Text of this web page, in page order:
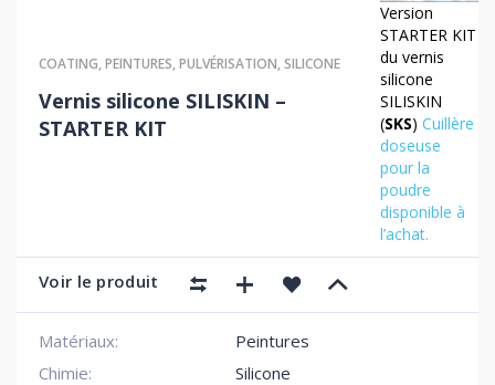
COATING,PEINTURES,PULVÉRISATION,SILICONE
Vernis silicone SILISKIN –
STARTER KIT
Version
STARTER KIT
du vernis
silicone
SILISKIN
(SKS)Cuillère
doseuse
pour la
poudre
disponible à
l’achat.
Voir le produit
Matériaux:
Peintures
Chimie:
Silicone